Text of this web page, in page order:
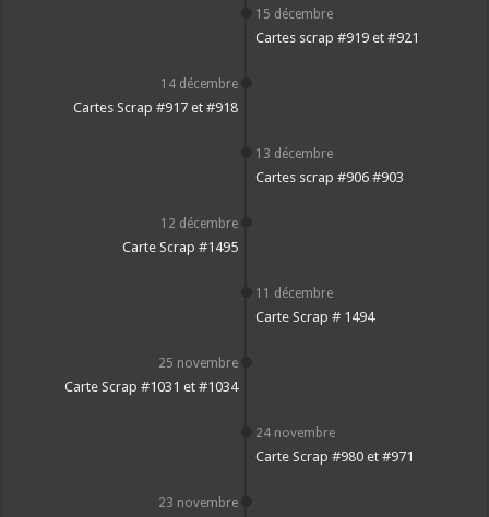
15 décembre
Cartes scrap #919 et #921
14 décembre
Cartes Scrap #917 et #918
13 décembre
Cartes scrap #906 #903
12 décembre
Carte Scrap #1495
11 décembre
Carte Scrap # 1494
25 novembre
Carte Scrap #1031 et #1034
24 novembre
Carte Scrap #980 et #971
23 novembre